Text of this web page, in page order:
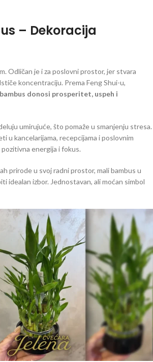
– Dekoracija
Odličan je i za poslovni prostor, jer stvara
koncentraciju. Prema Feng Shui-u,
bambus donosi prosperitet, uspeh i
umirujuće, što pomaže u smanjenju stresa.
u kancelarijama, recepcijama i poslovnim
energija i fokus.
prirode u svoj radni prostor, mali bambus u
idealan izbor. Jednostavan, ali moćan simbol